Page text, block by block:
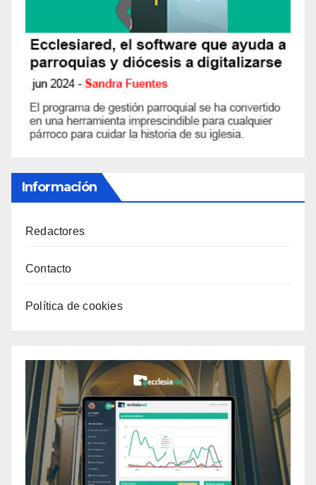
Información
Redactores
Contacto
Política de cookies